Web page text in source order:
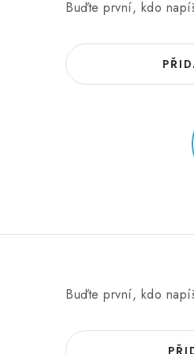
Buďte první, kdo
Buďte první, kdo